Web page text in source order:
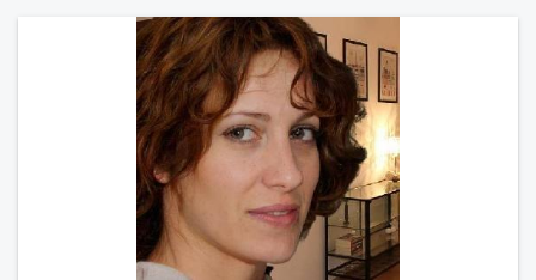
ne fume pas.